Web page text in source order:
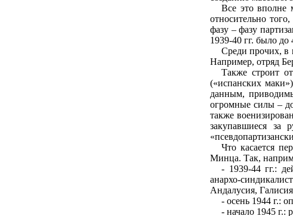
Все это вполне
относительно
фазу – фазу
1939-40 гг. было до
Среди прочих, в
Например, отряд
Также строит
(«испанских
данным,
огромные силы –
также
закупавшиеся за
Что касается
Минца. Так,
- 1939-44 гг.:
анархо-
Андалусия,
- осень 1944 г.:
- начало 1945 г.: